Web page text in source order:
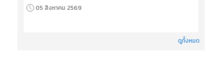
05 สิงหาคม 2569
ดูทั้งหมด